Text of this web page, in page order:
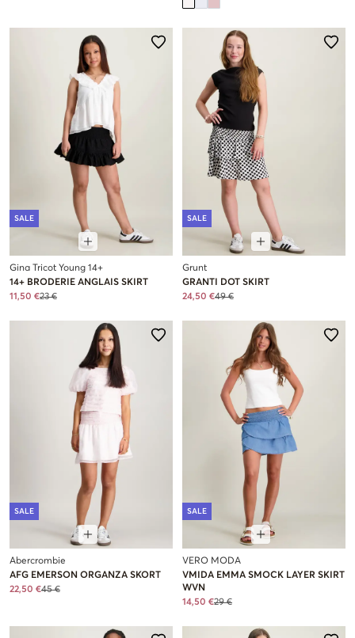
SALE
Gina Tricot Young 14+
14+ BRODERIE ANGLAIS SKIRT
11,50 €23 €
SALE
Grunt
GRANTI DOT SKIRT
24,50 €49 €
SALE
Abercrombie
AFG EMERSON ORGANZA SKORT
22,50 €45 €
SALE
VERO MODA
VMIDA EMMA SMOCK LAYER SKIRT
WVN
14,50 €29 €